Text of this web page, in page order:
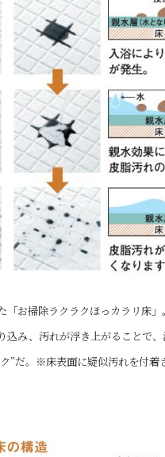
「お掃除ラクラクほっカラリ床
込み、汚れが浮き上がることで
”だ。※床表面に疑似汚れを付着